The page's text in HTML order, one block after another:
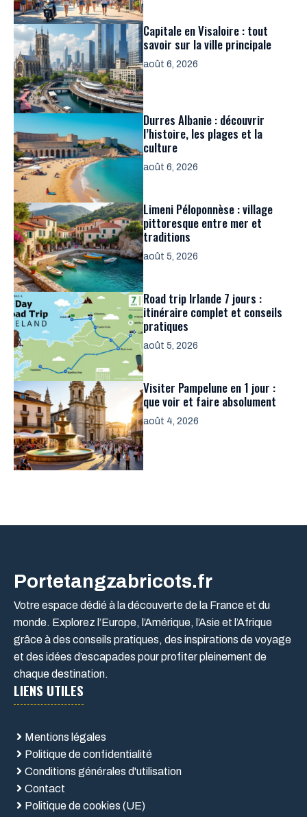
Capitale en Visaloire : tout
savoir sur la ville principale
août 6, 2026
Durres Albanie : découvrir
l’histoire, les plages et la
culture
août 6, 2026
Limeni Péloponnèse : village
pittoresque entre mer et
traditions
août 5, 2026
Road trip Irlande 7 jours :
itinéraire complet et conseils
pratiques
août 5, 2026
Visiter Pampelune en 1 jour :
que voir et faire absolument
août 4, 2026
Portetangzabricots.fr
Votre espace dédié à la découverte de la France et du
monde. Explorez l’Europe, l’Amérique, l’Asie et l’Afrique
grâce à des conseils pratiques, des inspirations de voyage
et des idées d’escapades pour profiter pleinement de
chaque destination.
LIENS UTILES
Mentions légales
Politique de confidentialité
Conditions générales d'utilisation
Contact
Politique de cookies (UE)